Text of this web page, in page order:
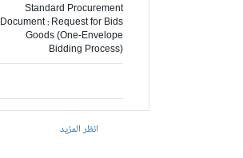
Standard Procurement
Document : Request for Bids
Goods (One-Envelope
Bidding Process)
انظر المزيد